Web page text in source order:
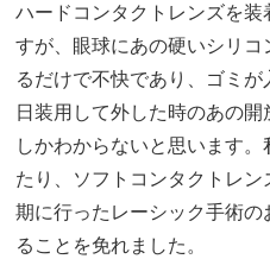
ハードコンタクトレンズを
すが、眼球にあの硬いシリ
るだけで不快であり、ゴミ
日装用して外した時のあの
しかわからないと思います
たり、ソフトコンタクトレ
期に行ったレーシック手術
ることを免れました。